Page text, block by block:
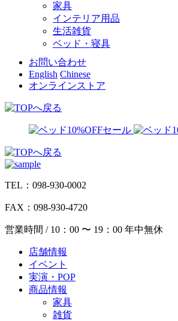
家具
インテリア用品
生活雑貨
ベッド・寝具
お問い合わせ
English Chinese
オンラインストア
TEL：098-930-0002
FAX：098-930-4720
営業時間 / 10：00 〜 19：00 年中無休
店舗情報
イベント
実演・POP
商品情報
家具
雑貨